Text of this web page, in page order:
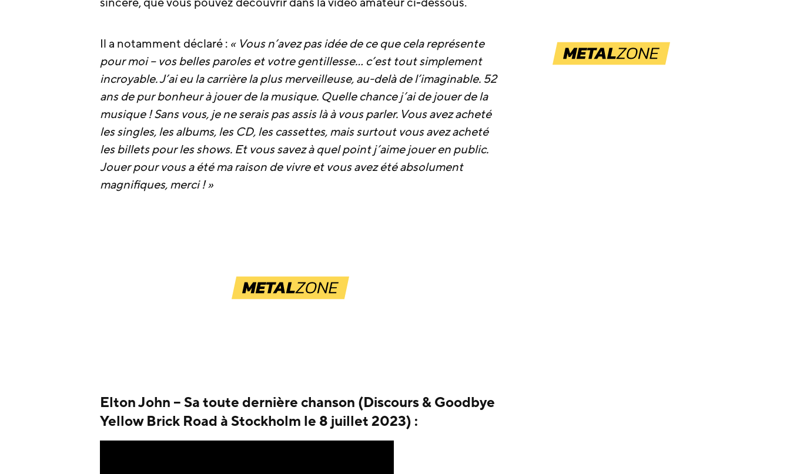
Il a notamment déclaré : « Vous n’avez pas idée de ce que cela représente
pour moi – vos belles paroles et votre gentillesse… c’est tout simplement
incroyable. J’ai eu la carrière la plus merveilleuse, au-delà de l’imaginable. 52
ans de pur bonheur à jouer de la musique. Quelle chance j’ai de jouer de la
musique ! Sans vous, je ne serais pas assis là à vous parler. Vous avez acheté
les singles, les albums, les CD, les cassettes, mais surtout vous avez acheté
les billets pour les shows. Et vous savez à quel point j’aime jouer en public.
Jouer pour vous a été ma raison de vivre et vous avez été absolument
magnifiques, merci ! »
Elton John – Sa toute dernière chanson (Discours & Goodbye
Yellow Brick Road à Stockholm le 8 juillet 2023) :